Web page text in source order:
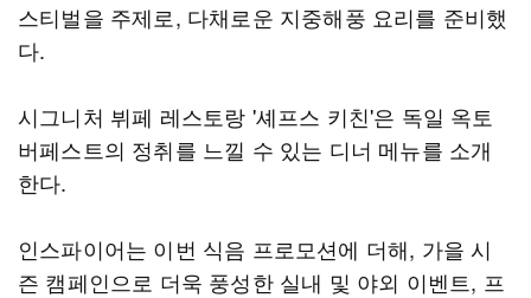
스티벌을 주제로, 다채로운 지중해풍 요리를 준비했
다.
시그니처 뷔페 레스토랑 '셰프스 키친'은 독일 옥토
버페스트의 정취를 느낄 수 있는 디너 메뉴를 소개
한다.
인스파이어는 이번 식음 프로모션에 더해, 가을 시
즌 캠페인으로 더욱 풍성한 실내 및 야외 이벤트, 프